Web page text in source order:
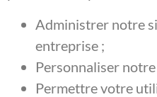
Administrer notre
entreprise ;
Personnaliser
Permettre votre